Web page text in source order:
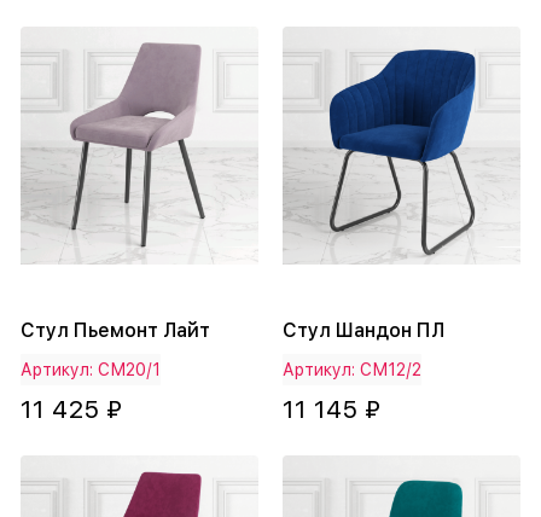
Стул Пьемонт Лайт
Артикул: СМ20/1
11 425 ₽
Стул Шандон ПЛ
Артикул: СМ12/2
11 145 ₽